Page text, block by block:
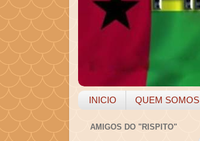
INICIO QUEM SOMOS
AMIGOS DO "RISPITO"